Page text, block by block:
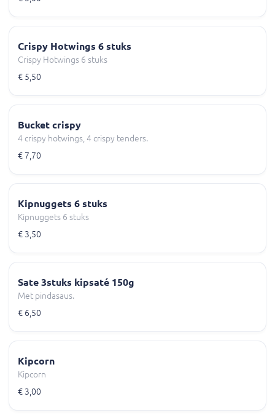
Crispy Hotwings 6 stuks
Crispy Hotwings 6 stuks
€ 5,50
Bucket crispy
4 crispy hotwings, 4 crispy tenders.
€ 7,70
Kipnuggets 6 stuks
Kipnuggets 6 stuks
€ 3,50
Sate 3stuks kipsaté 150g
Met pindasaus.
€ 6,50
Kipcorn
Kipcorn
€ 3,00